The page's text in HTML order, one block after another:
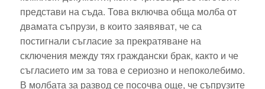
представи на съда. Това включва обща молба от
двамата съпрузи, в които заявяват, че са
постигнали съгласие за прекратяване на
сключения между тях граждански брак, както и че
съгласието им за това е сериозно и непоколебимо.
В молбата за развод се посочва още, че съпрузите